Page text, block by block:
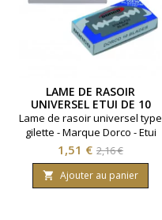
LAME DE RASOIR
UNIVERSEL ETUI DE 10
Lame de rasoir universel type
gilette - Marque Dorco - Etui
de 10.
Prix
1,51 € Prix
de
base
2,16 €
 Ajouter au panier